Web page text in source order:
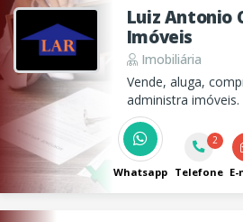
Luiz Antonio
Imóveis
Imobiliária
Vende, aluga,
administra imóveis.
Whatsapp
2
Telefone